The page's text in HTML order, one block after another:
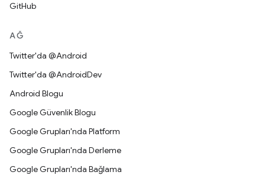
GitHub
AĞ
Twitter'da @Android
Twitter'da @AndroidDev
Android Blogu
Google Güvenlik Blogu
Google Grupları'nda Platform
Google Grupları'nda Derleme
Google Grupları'nda Bağlama